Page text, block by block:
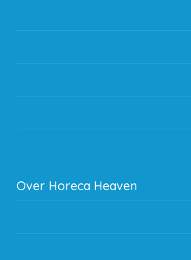
Over Horeca Heaven